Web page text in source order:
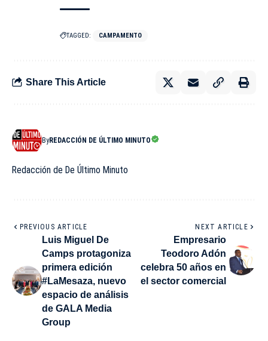
TAGGED: CAMPAMENTO
Share This Article
ByREDACCIÓN DE ÚLTIMO MINUTO
Redacción de De Último Minuto
PREVIOUS ARTICLE
Luis Miguel De
Camps protagoniza
primera edición
#LaMesaza, nuevo
espacio de análisis
de GALA Media
Group
NEXT ARTICLE
Empresario
Teodoro Adón
celebra 50 años en
el sector comercial